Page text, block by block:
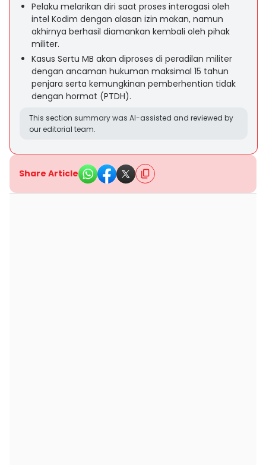
Pelaku melarikan diri saat proses interogasi oleh
intel Kodim dengan alasan izin makan, namun
akhirnya berhasil diamankan kembali oleh pihak
militer.
Kasus Sertu MB akan diproses di peradilan militer
dengan ancaman hukuman maksimal 15 tahun
penjara serta kemungkinan pemberhentian tidak
dengan hormat (PTDH).
This section summary was AI-assisted and reviewed by
our editorial team.
Share Article